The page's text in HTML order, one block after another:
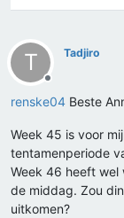
T
Offline
Tadjiro
renske04 Beste
Week 45 is voor
tentamenperiode
Week 46 heeft wel
de middag. Zou
uitkomen?